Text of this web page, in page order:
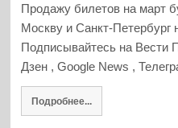
Продажу билетов на март
Москву и Санкт-Петербург
Подписывайтесь на Вести
Дзен , Google News ,
Подробнее...